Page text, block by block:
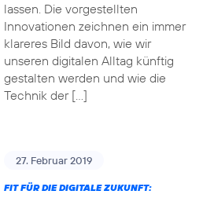
lassen. Die vorgestellten
Innovationen zeichnen ein immer
klareres Bild davon, wie wir
unseren digitalen Alltag künftig
gestalten werden und wie die
Technik der […]
27. Februar 2019
FIT FÜR DIE DIGITALE ZUKUNFT: